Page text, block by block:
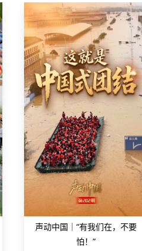
声动中国｜“有我们在，不要
怕！”